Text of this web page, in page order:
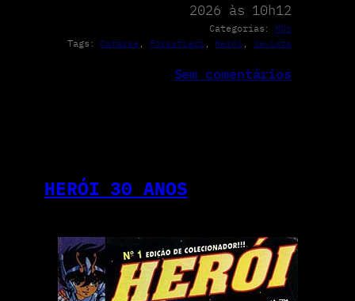
2026 às 10h12
Categorias: HQs
Tags: Catarse, Forastieri, Herói, revista
Sem comentários
HERÓI 30 ANOS